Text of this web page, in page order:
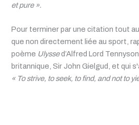
et pure ».
Pour terminer par une citation tout
que non directement liée au sport,
poème Ulyssed’Alfred Lord
britannique, Sir John Gielgud, et qui
« To strive, to seek, to find, and not to